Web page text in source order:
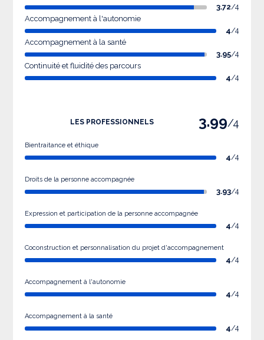
3.72/4
Accompagnement à l'autonomie
4/4
Accompagnement à la santé
3.95/4
Continuité et fluidité des parcours
4/4
LES PROFESSIONNELS 3.99/4
Bientraitance et éthique
4/4
Droits de la personne accompagnée
3.93/4
Expression et participation de la personne accompagnée
4/4
Coconstruction et personnalisation du projet d'accompagnement
4/4
Accompagnement à l'autonomie
4/4
Accompagnement à la santé
4/4